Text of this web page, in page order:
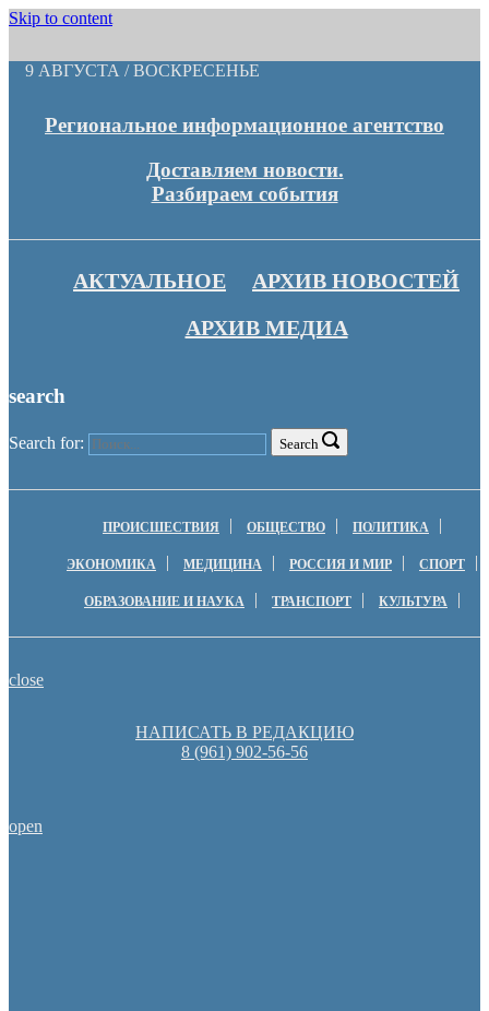
Skip to content
9 АВГУСТА / ВОСКРЕСЕНЬЕ
Региональное информационное агентство
Доставляем новости.
Разбираем события
АКТУАЛЬНОЕ
АРХИВ НОВОСТЕЙ
АРХИВ МЕДИА
search
Search for: Search
ПРОИСШЕСТВИЯ ОБЩЕСТВО ПОЛИТИКА
ЭКОНОМИКА МЕДИЦИНА РОССИЯ И МИР СПОРТ
ОБРАЗОВАНИЕ И НАУКА ТРАНСПОРТ КУЛЬТУРА
close
НАПИСАТЬ В РЕДАКЦИЮ
8 (961) 902-56-56
open